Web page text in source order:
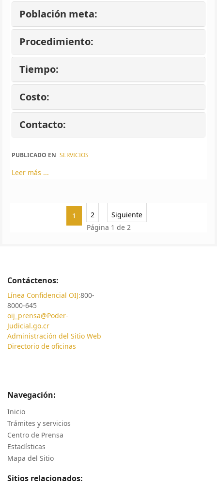
Población meta:
Procedimiento:
Tiempo:
Costo:
Contacto:
PUBLICADO EN SERVICIOS
Leer más ...
1 2
Siguiente
Página 1 de 2
Contáctenos:
Línea Confidencial OIJ:800-
8000-645
oij_prensa@Poder-
Judicial.go.cr
Administración del Sitio Web
Directorio de oficinas
Navegación:
Inicio
Trámites y servicios
Centro de Prensa
Estadísticas
Mapa del Sitio
Sitios relacionados: